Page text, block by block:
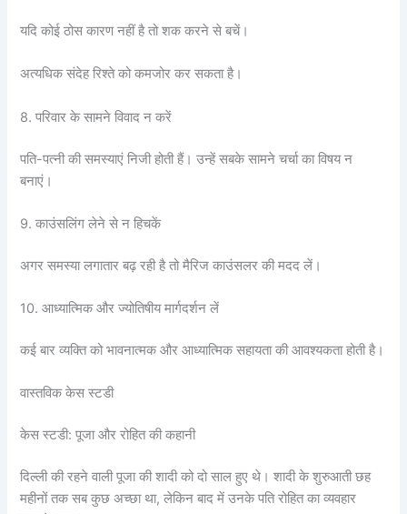
यदि कोई ठोस कारण नहीं है तो शक करने से बचें।
अत्यधिक संदेह रिश्ते को कमजोर कर सकता है।
8. परिवार के सामने विवाद न करें
पति-पत्नी की समस्याएं निजी होती हैं। उन्हें सबके सामने चर्चा का विषय न
बनाएं।
9. काउंसलिंग लेने से न हिचकें
अगर समस्या लगातार बढ़ रही है तो मैरिज काउंसलर की मदद लें।
10. आध्यात्मिक और ज्योतिषीय मार्गदर्शन लें
कई बार व्यक्ति को भावनात्मक और आध्यात्मिक सहायता की आवश्यकता होती है।
वास्तविक केस स्टडी
केस स्टडी: पूजा और रोहित की कहानी
दिल्ली की रहने वाली पूजा की शादी को दो साल हुए थे। शादी के शुरुआती छह
महीनों तक सब कुछ अच्छा था, लेकिन बाद में उनके पति रोहित का व्यवहार